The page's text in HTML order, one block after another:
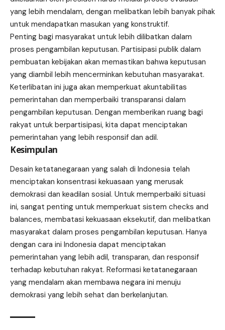
yang lebih mendalam, dengan melibatkan lebih banyak pihak
untuk mendapatkan masukan yang konstruktif.
Penting bagi masyarakat untuk lebih dilibatkan dalam
proses pengambilan keputusan. Partisipasi publik dalam
pembuatan kebijakan akan memastikan bahwa keputusan
yang diambil lebih mencerminkan kebutuhan masyarakat.
Keterlibatan ini juga akan memperkuat akuntabilitas
pemerintahan dan memperbaiki transparansi dalam
pengambilan keputusan. Dengan memberikan ruang bagi
rakyat untuk berpartisipasi, kita dapat menciptakan
pemerintahan yang lebih responsif dan adil.
Kesimpulan
Desain ketatanegaraan yang salah di Indonesia telah
menciptakan konsentrasi kekuasaan yang merusak
demokrasi dan keadilan sosial. Untuk memperbaiki situasi
ini, sangat penting untuk memperkuat sistem checks and
balances, membatasi kekuasaan eksekutif, dan melibatkan
masyarakat dalam proses pengambilan keputusan. Hanya
dengan cara ini Indonesia dapat menciptakan
pemerintahan yang lebih adil, transparan, dan responsif
terhadap kebutuhan rakyat. Reformasi ketatanegaraan
yang mendalam akan membawa negara ini menuju
demokrasi yang lebih sehat dan berkelanjutan.